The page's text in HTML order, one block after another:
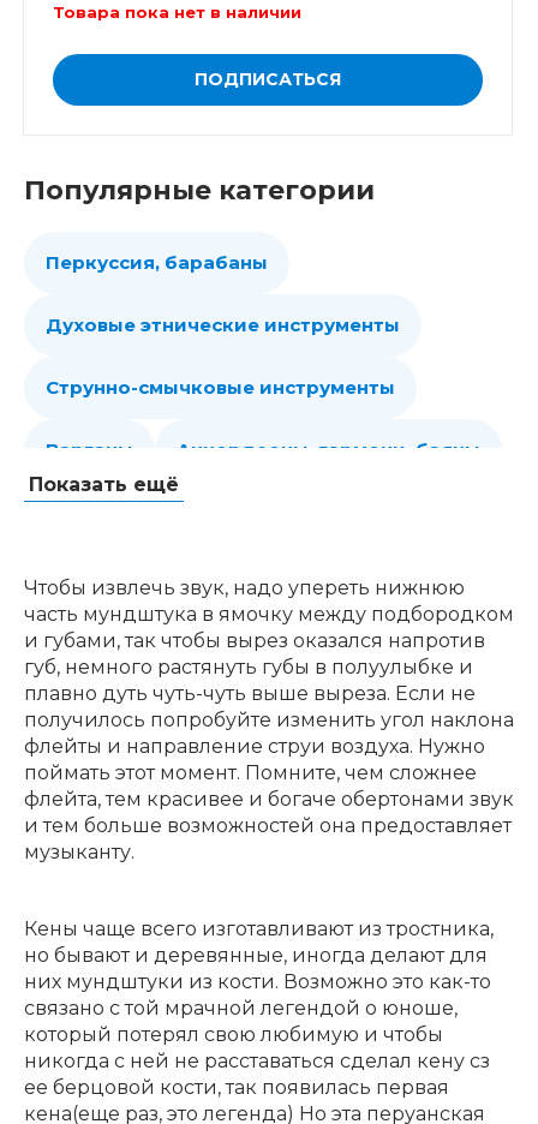
Товара пока нет в наличии
ПОДПИСАТЬСЯ
Популярные категории
Перкуссия, барабаны
Духовые этнические инструменты
Струнно-смычковые инструменты
Варганы Аккордеоны, гармони, баяны
Гитары
Клавишные Сувениры, подарки
Аренда
Показать ещё
Чтобы извлечь звук, надо упереть нижнюю
часть мундштука в ямочку между подбородком
и губами, так чтобы вырез оказался напротив
губ, немного растянуть губы в полуулыбке и
плавно дуть чуть-чуть выше выреза. Если не
получилось попробуйте изменить угол наклона
флейты и направление струи воздуха. Нужно
поймать этот момент. Помните, чем сложнее
флейта, тем красивее и богаче обертонами звук
и тем больше возможностей она предоставляет
музыканту.
Кены чаще всего изготавливают из тростника,
но бывают и деревянные, иногда делают для
них мундштуки из кости. Возможно это как-то
связано с той мрачной легендой о юноше,
который потерял свою любимую и чтобы
никогда с ней не расставаться сделал кену сз
ее берцовой кости, так появилась первая
кена(еще раз, это легенда) Но эта перуанская